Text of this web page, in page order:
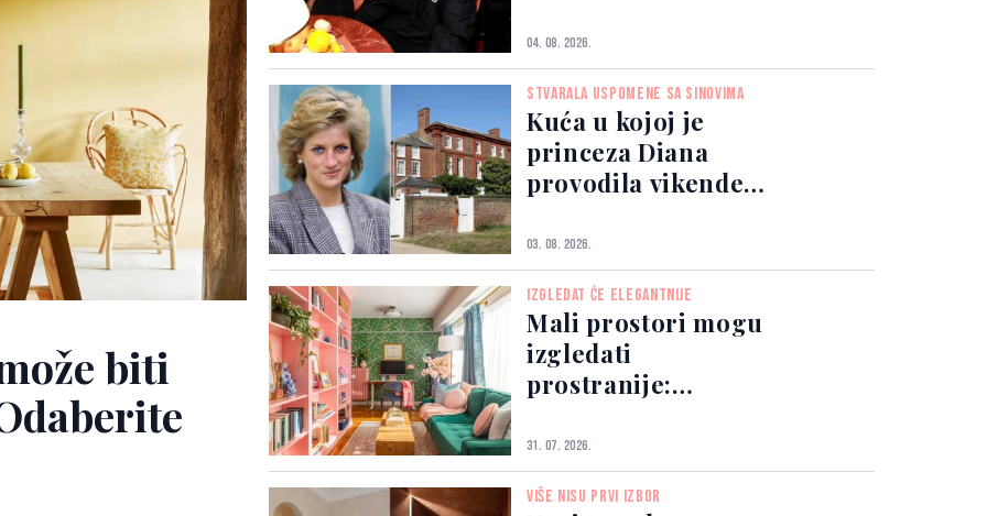
biti
Pogled oduzima dah
04. 08. 2026.
STVARALA USPOMENE SA SINOVIMA
Kuća u kojoj je
princeza Diana
provodila vikende
miliona funti
03. 08. 2026.
IZGLEDAT ĆE ELEGANTNIJE
Mali prostori mogu
izgledati
prostranije:
ove tri greške
31. 07. 2026.
VIŠE NISU PRVI IZBOR